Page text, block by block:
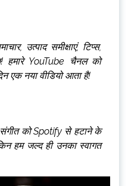
उत्पाद समीक्षाएं, टिप्स,
YouTube चैनल को
एक नया वीडियो आता है!
को Spotify से हटाने के
हम जल्द ही उनका स्वागत